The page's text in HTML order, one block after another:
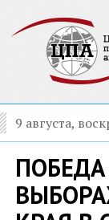
9 августа,